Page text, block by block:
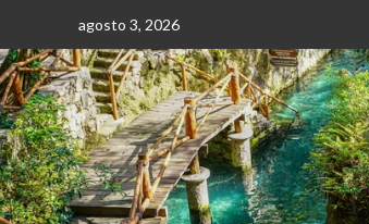
contenido
agosto 3, 2026